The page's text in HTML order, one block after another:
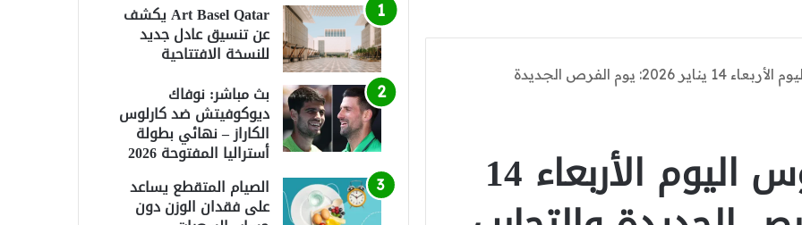
بالتفاصيل: برج القوس اليوم الأربعاء 14 يناير 2026: يوم الفرص الجديدة
بالتفاصيل: برج القوس اليوم الأربعاء 14
Art Basel Qatar يكشف
عن تنسيق عادل جديد
للنسخة الافتتاحية
بث مباشر: نوفاك
ديوكوفيتش ضد كارلوس
الكاراز – نهائي بطولة
أستراليا المفتوحة 2026
الصيام المتقطع يساعد
على فقدان الوزن دون